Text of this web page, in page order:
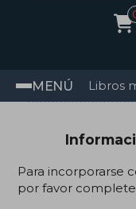
MENÚ Libros
Para incorporarse
por favor